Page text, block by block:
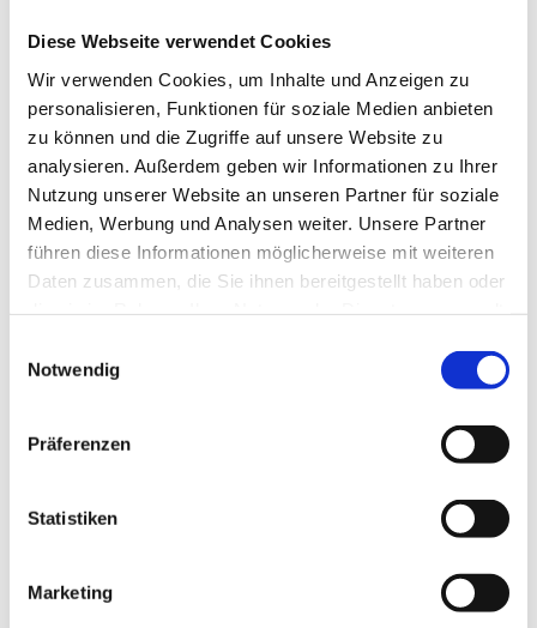
Diese Webseite verwendet Cookies
Wir verwenden Cookies, um Inhalte und Anzeigen zu
personalisieren, Funktionen für soziale Medien anbieten
zu können und die Zugriffe auf unsere Website zu
analysieren. Außerdem geben wir Informationen zu Ihrer
Nutzung unserer Website an unseren Partner für soziale
Medien, Werbung und Analysen weiter. Unsere Partner
führen diese Informationen möglicherweise mit weiteren
Daten zusammen, die Sie ihnen bereitgestellt haben oder
Notwendig
Präferenzen
Statistiken
Marketing
Brennereien/ Destillen
Fertigung von 5L - 150L Brennereien
- Roh-/ Feinbrandbrennerei
- Kolonnenbrennerei
- Destillen für ätherische Öle